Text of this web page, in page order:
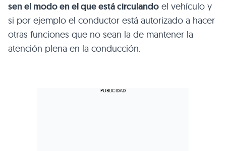
sen el modo en el que está circulando el vehículo y
si por ejemplo el conductor está autorizado a hacer
otras funciones que no sean la de mantener la
atención plena en la conducción.